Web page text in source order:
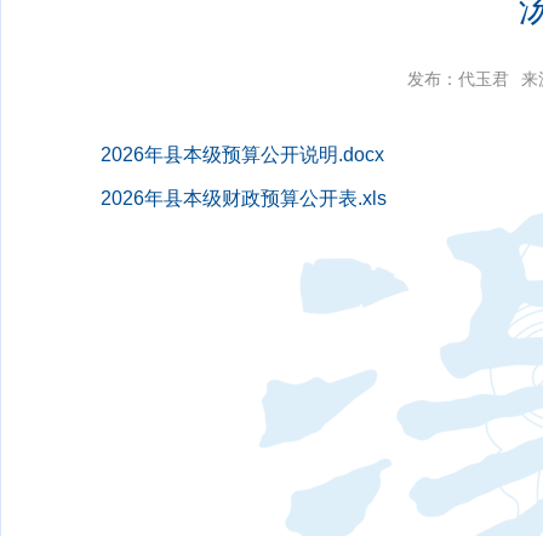
发布：代玉君 来
2026年县本级预算公开说明.docx
2026年县本级财政预算公开表.xls